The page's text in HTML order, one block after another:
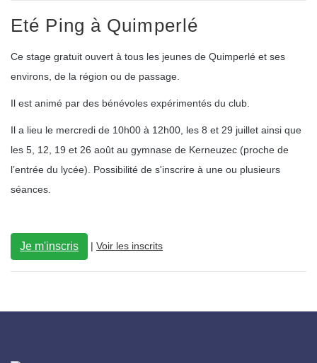
Eté Ping à Quimperlé
Ce stage gratuit ouvert à tous les jeunes de Quimperlé et ses
environs, de la région ou de passage.
Il est animé par des bénévoles expérimentés du club.
Il a lieu le mercredi de 10h00 à 12h00, les 8 et 29 juillet ainsi que
les 5, 12, 19 et 26 août au gymnase de Kerneuzec (proche de
l’entrée du lycée). Possibilité de s'inscrire à une ou plusieurs
séances.
Je m'inscris | Voir les inscrits